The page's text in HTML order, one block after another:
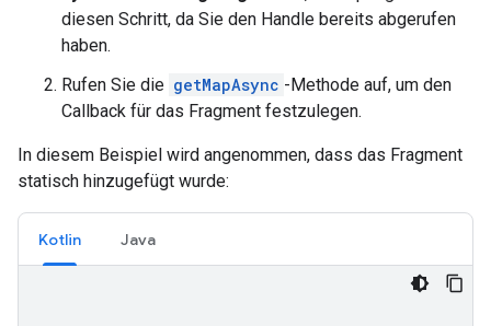
diesen Schritt, da Sie den Handle bereits abgerufen
haben.
Rufen Sie die getMapAsync -Methode auf, um den
Callback für das Fragment festzulegen.
In diesem Beispiel wird angenommen, dass das Fragment
statisch hinzugefügt wurde:
Kotlin Java